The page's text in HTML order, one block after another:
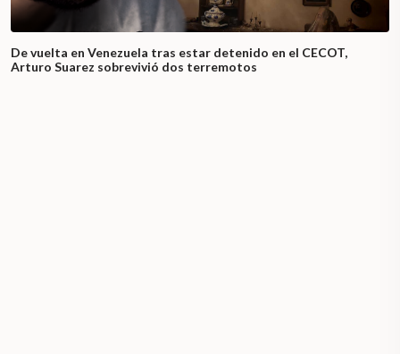
De vuelta en Venezuela tras estar detenido en el CECOT,
Arturo Suarez sobrevivió dos terremotos